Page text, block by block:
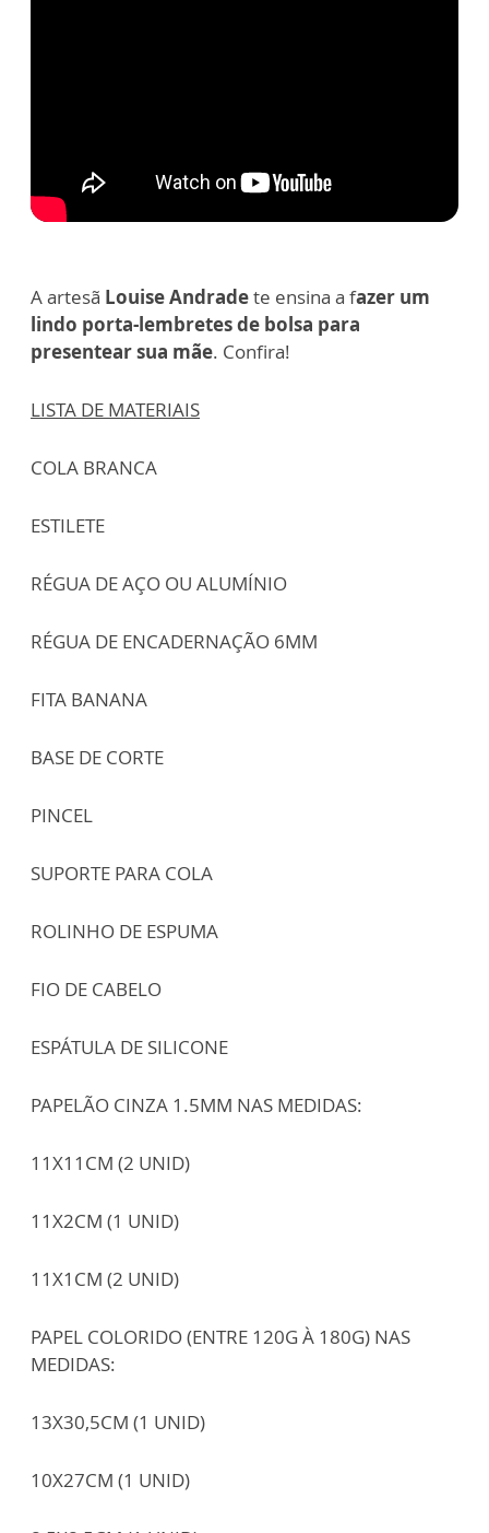
A artesã Louise Andradete ensina a fazer um
lindo porta-lembretesde bolsa para
presentear sua mãe. Confira!
LISTA DE MATERIAIS
COLA BRANCA
ESTILETE
RÉGUA DE AÇO OU ALUMÍNIO
RÉGUA DE ENCADERNAÇÃO 6MM
FITA BANANA
BASE DE CORTE
PINCEL
SUPORTE PARA COLA
ROLINHO DE ESPUMA
FIO DE CABELO
ESPÁTULA DE SILICONE
PAPELÃO CINZA 1.5MM NAS MEDIDAS:
11X11CM (2 UNID)
11X2CM (1 UNID)
11X1CM (2 UNID)
PAPEL COLORIDO (ENTRE 120G À 180G) NAS
MEDIDAS:
13X30,5CM (1 UNID)
10X27CM (1 UNID)